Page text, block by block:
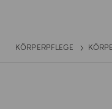
KÖRPERPFLEGE